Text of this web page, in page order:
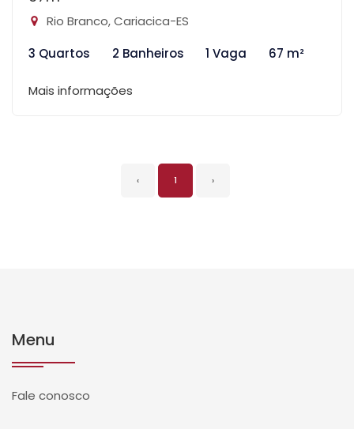
Rio Branco, Cariacica-ES
3 Quartos
2 Banheiros 1 Vaga 67 m²
Mais informações
‹ 1 ›
Menu
Fale conosco